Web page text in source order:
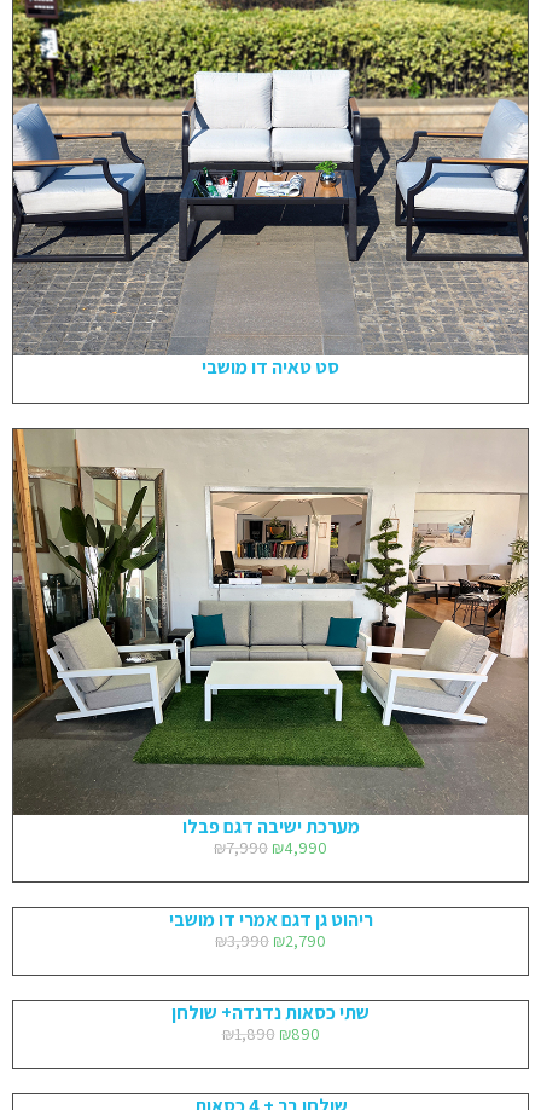
סט טאיה דו מושבי
מערכת ישיבה דגם פבלו
₪7,990 ₪4,990
ריהוט גן דגם אמרי דו מושבי
₪3,990 ₪2,790
שתי כסאות נדנדה+ שולחן
₪1,890 ₪890